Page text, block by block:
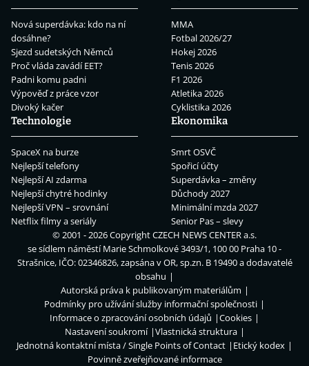
Nová superdávka: kdo na ní
dosáhne?
Sjezd sudetských Němců
Proč vláda zavádí EET?
Padni komu padni
Výpověď z práce vzor
Divoký kačer
MMA
Fotbal 2026/27
Hokej 2026
Tenis 2026
F1 2026
Atletika 2026
Cyklistika 2026
Technologie
SpaceX na burze
Nejlepší telefony
Nejlepší AI zdarma
Nejlepší chytré hodinky
Nejlepší VPN – srovnání
Netflix filmy a seriály
Ekonomika
Smrt OSVČ
Spořicí účty
Superdávka – změny
Důchody 2027
Minimální mzda 2027
Senior Pas – slevy
© 2001 - 2026 CopyrightCZECH NEWS CENTER a.s.
se sídlem náměstí Marie Schmolkové 3493/1, 100 00 Praha 10 -
Strašnice, IČO: 02346826, zapsána v OR, sp.zn. B 19490 a dodavatelé
obsahu
Autorská práva k publikovaným materiálům
Podmínky pro užívání služby informační společnosti
Informace o zpracování osobních údajů
Cookies
Nastavení soukromí
Vlastnická struktura
Jednotná kontaktní místa / Single Points of Contact
Etický kodex
Povinně zveřejňované informace